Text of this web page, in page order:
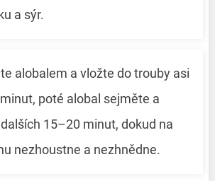
a sýr.
alobalem a vložte do trouby asi
poté alobal sejměte a
15–20 minut, dokud na
nezhoustne a nezhnědne.